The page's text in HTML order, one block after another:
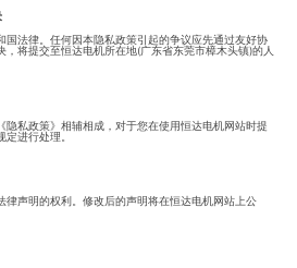
法律。任何因本隐私政策引起的争议应先通过友好协
将提交至恒达电机所在地(广东省东莞市樟木头镇)的人
私政策》相辅相成，对于您在使用恒达电机网站时提
进行处理。
声明的权利。修改后的声明将在恒达电机网站上公